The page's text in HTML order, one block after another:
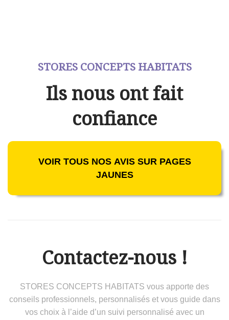
STORES CONCEPTS HABITATS
Ils nous ont fait
confiance
VOIR TOUS NOS AVIS SUR PAGES
JAUNES
Contactez-nous !
STORES CONCEPTS HABITATS vous apporte des
conseils professionnels, personnalisés et vous guide dans
vos choix à l’aide d’un suivi personnalisé avec un